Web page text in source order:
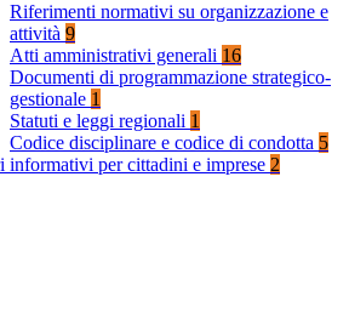
Riferimenti normativi su organizzazione e
attività 9
Atti amministrativi generali 16
Documenti di programmazione strategico-
gestionale 1
Statuti e leggi regionali 1
Codice disciplinare e codice di condotta 5
informativi per cittadini e imprese 2